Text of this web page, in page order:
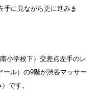
手に見ながら更に進みま
小学校下）交差点左手のレ
ール）の9階が渋谷マッサー
です。